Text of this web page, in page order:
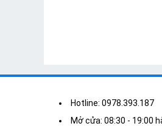
Hotline: 0978.393.187
Mở cửa: 08:30 - 19:00